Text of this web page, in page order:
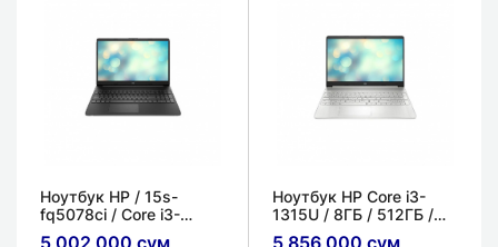
Ноутбук HP / 15s-
fq5078ci / Core i3-
1215U / 8ГБ / 256ГБ ​/
5 002 000 сум
Ноутбук HP Core i3-
1315U / 8ГБ / 512ГБ /
Интегрированный /
5 856 000 сум